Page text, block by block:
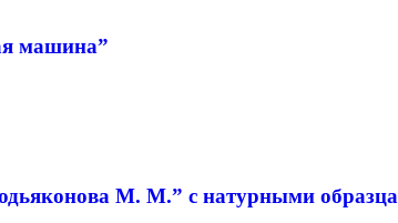
машина”
М. М.” с натурными